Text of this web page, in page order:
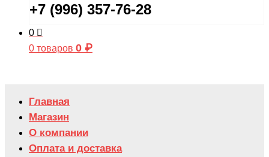
+7 (996) 357-76-28
0
0 товаров 0 ₽
Главная
Магазин
О компании
Оплата и доставка